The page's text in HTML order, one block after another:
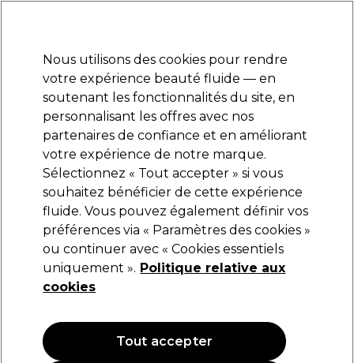
Se connecter
Marques Bons plans 🌟 Coiffure Electro et Matériel
Livraison le lendemain*
Après expédition, du lundi au vendredi
Marques Checi
Checi
Filters
Nous utilisons des cookies pour rendre
votre expérience beauté fluide — en
soutenant les fonctionnalités du site, en
personnalisant les offres avec nos
partenaires de confiance et en améliorant
votre expérience de notre marque.
Sélectionnez « Tout accepter » si vous
souhaitez bénéficier de cette expérience
fluide. Vous pouvez également définir vos
préférences via « Paramètres des cookies »
ou continuer avec « Cookies essentiels
uniquement ». Politique relative aux
cookies
Tout accepter